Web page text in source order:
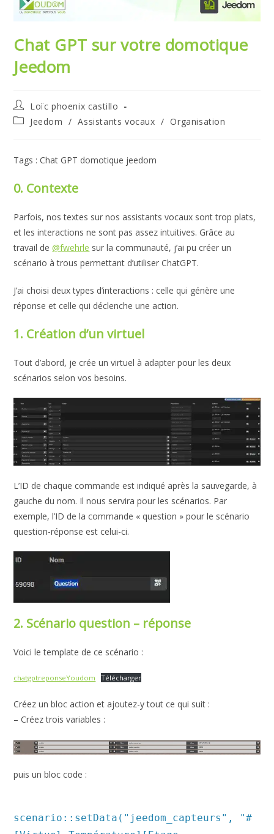
Chat GPT sur votre domotique
Jeedom
Auteur/autrice
de
Loïc phoenix castillo
PostJeedom / Assistants vocaux / Organisation
Tags : Chat GPT domotique jeedom
0. Contexte
Parfois, nos textes sur nos assistants vocaux sont trop plats,
et les interactions ne sont pas assez intuitives. Grâce au
travail de@fwehrle sur la communauté, j’ai pu créer un
scénario à trous permettant d’utiliser ChatGPT.
J’ai choisi deux types d’interactions : celle qui génère une
réponse et celle qui déclenche une action.
1. Création d’un virtuel
Tout d’abord, je crée un virtuel à adapter pour les deux
scénarios selon vos besoins.
L’ID de chaque commande est indiqué après la sauvegarde, à
gauche du nom. Il nous servira pour les scénarios. Par
exemple, l’ID de la commande « question » pour le scénario
question-réponse est celui-ci.
2. Scénario question – réponse
Voici le template de ce scénario :
chatgptreponseYoudom Télécharger
Créez un bloc action et ajoutez-y tout ce qui suit :
– Créez trois variables :
puis un bloc code :
scenario::setData("jeedom_capteurs", "#